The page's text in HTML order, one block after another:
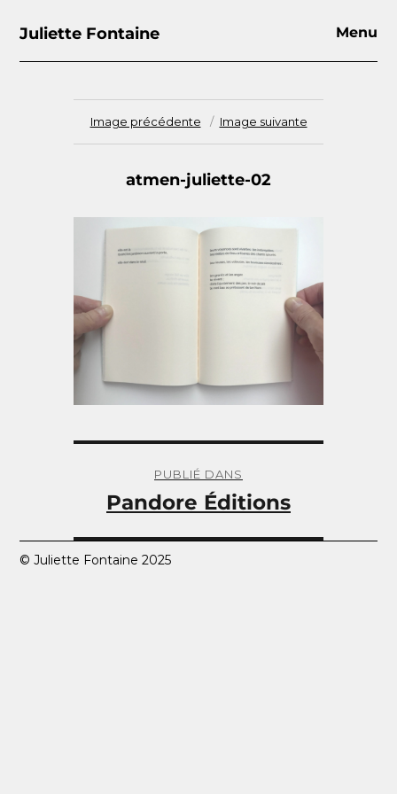
Juliette Fontaine Menu
Image précédente Image suivante
atmen-juliette-02
PUBLIÉ DANS
Pandore Éditions
© Juliette Fontaine 2025